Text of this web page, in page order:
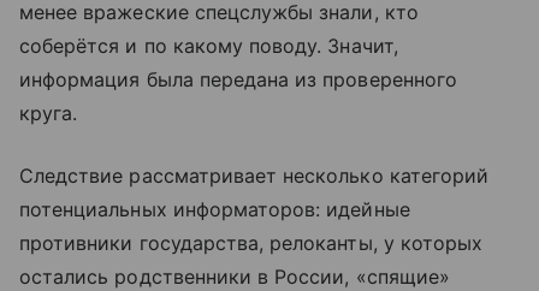
менее вражеские спецслужбы знали, кто
соберётся и по какому поводу. Значит,
информация была передана из проверенного
круга.
Следствие рассматривает несколько категорий
потенциальных информаторов: идейные
противники государства, релоканты, у которых
остались родственники в России, «спящие»